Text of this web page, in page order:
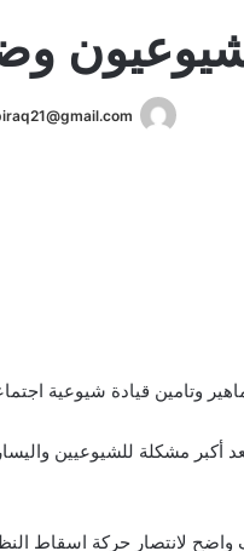
وتامين قيادة شيوعية
أكبر مشكلة للشيوعيين
لانتصار حركة اسقاط